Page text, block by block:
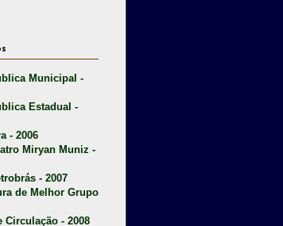
Municipal -
Estadual -
- 2006
Miryan Muniz -
- 2007
de Melhor Grupo
- 2008